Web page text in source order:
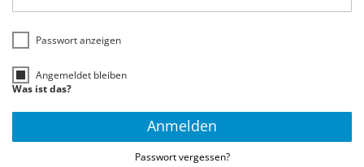
Passwort anzeigen
Angemeldet bleiben
Was ist das?
Anmelden
Passwort vergessen?